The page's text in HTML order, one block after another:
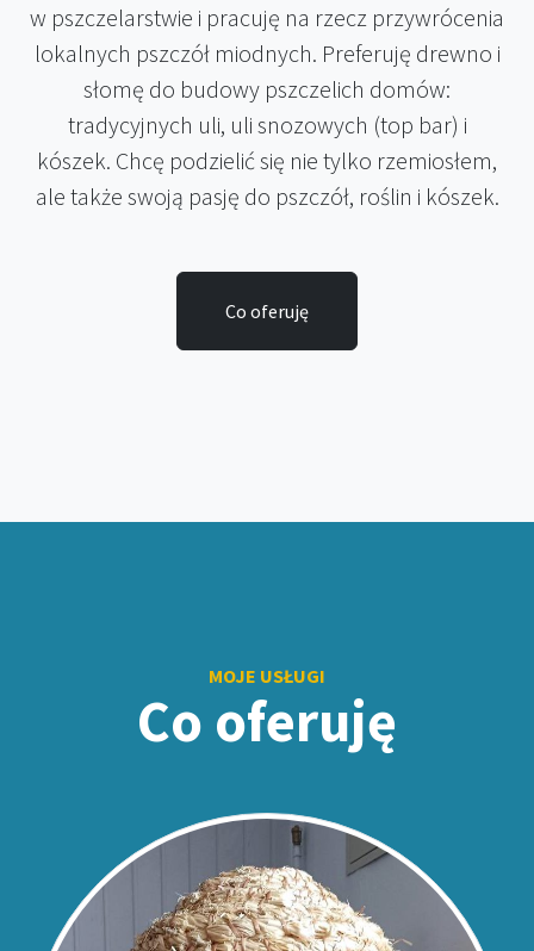
w pszczelarstwie i pracuję na rzecz przywrócenia
lokalnych pszczół miodnych. Preferuję drewno i
słomę do budowy pszczelich domów:
tradycyjnych uli, uli snozowych (top bar) i
kószek. Chcę podzielić się nie tylko rzemiosłem,
ale także swoją pasję do pszczół, roślin i kószek.
Co oferuję
MOJE USŁUGI
Co oferuję